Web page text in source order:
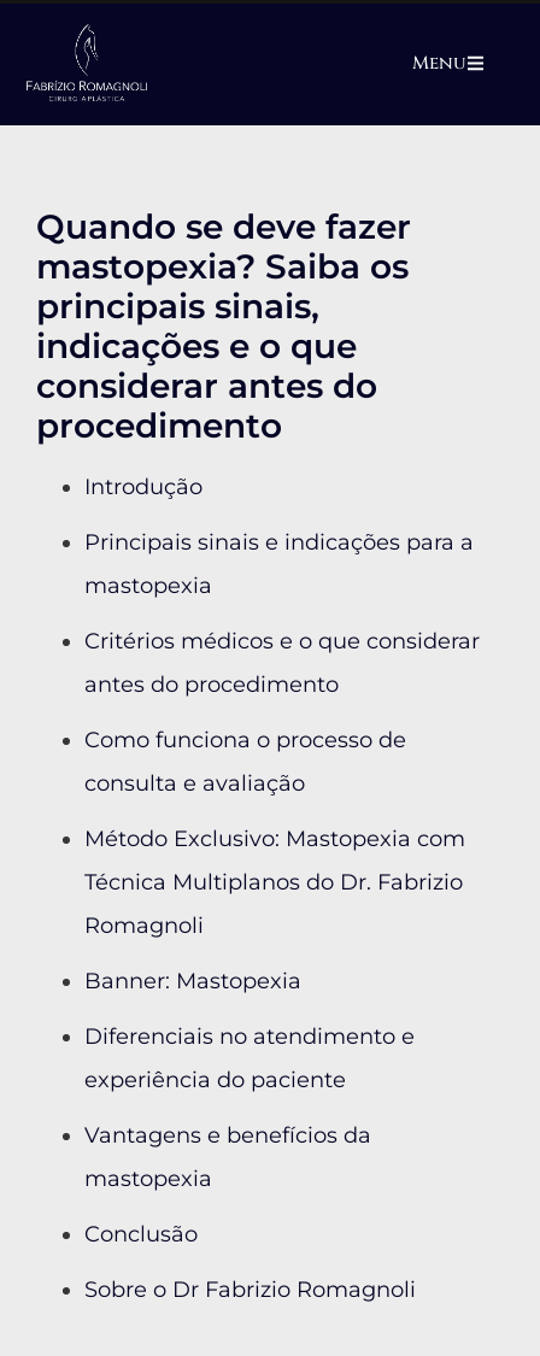
Menu
Quando se deve fazer
mastopexia? Saiba os
principais sinais,
indicações e o que
considerar antes do
procedimento
Introdução
Principais sinais e indicações para a
mastopexia
Critérios médicos e o que considerar
antes do procedimento
Como funciona o processo de
consulta e avaliação
Método Exclusivo: Mastopexia com
Técnica Multiplanos do Dr. Fabrizio
Romagnoli
Banner: Mastopexia
Diferenciais no atendimento e
experiência do paciente
Vantagens e benefícios da
mastopexia
Conclusão
Sobre o Dr Fabrizio Romagnoli